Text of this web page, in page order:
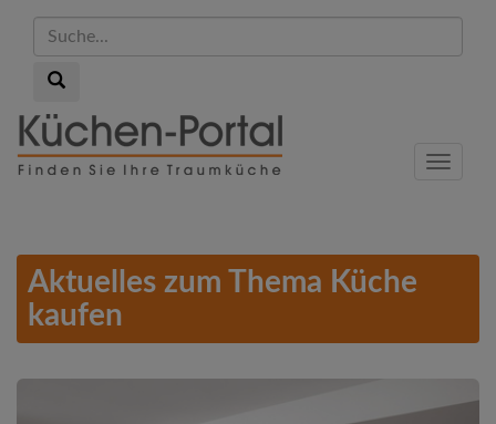
Suche...
Skip
to
main
Menu
Aktuelles zum Thema Küche
kaufen